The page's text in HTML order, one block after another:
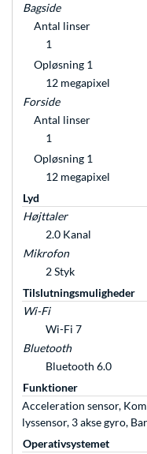
Bagside
Antal linser
1
Opløsning 1
12 megapixel
Forside
Antal linser
1
Opløsning 1
12 megapixel
Lyd
Højttaler
2.0 Kanal
Mikrofon
2 Styk
Tilslutningsmuligheder
Wi-Fi
Wi-Fi 7
Bluetooth
Bluetooth 6.0
Funktioner
Acceleration sensor,
lyssensor, 3 akse gyro,
Operativsystemet